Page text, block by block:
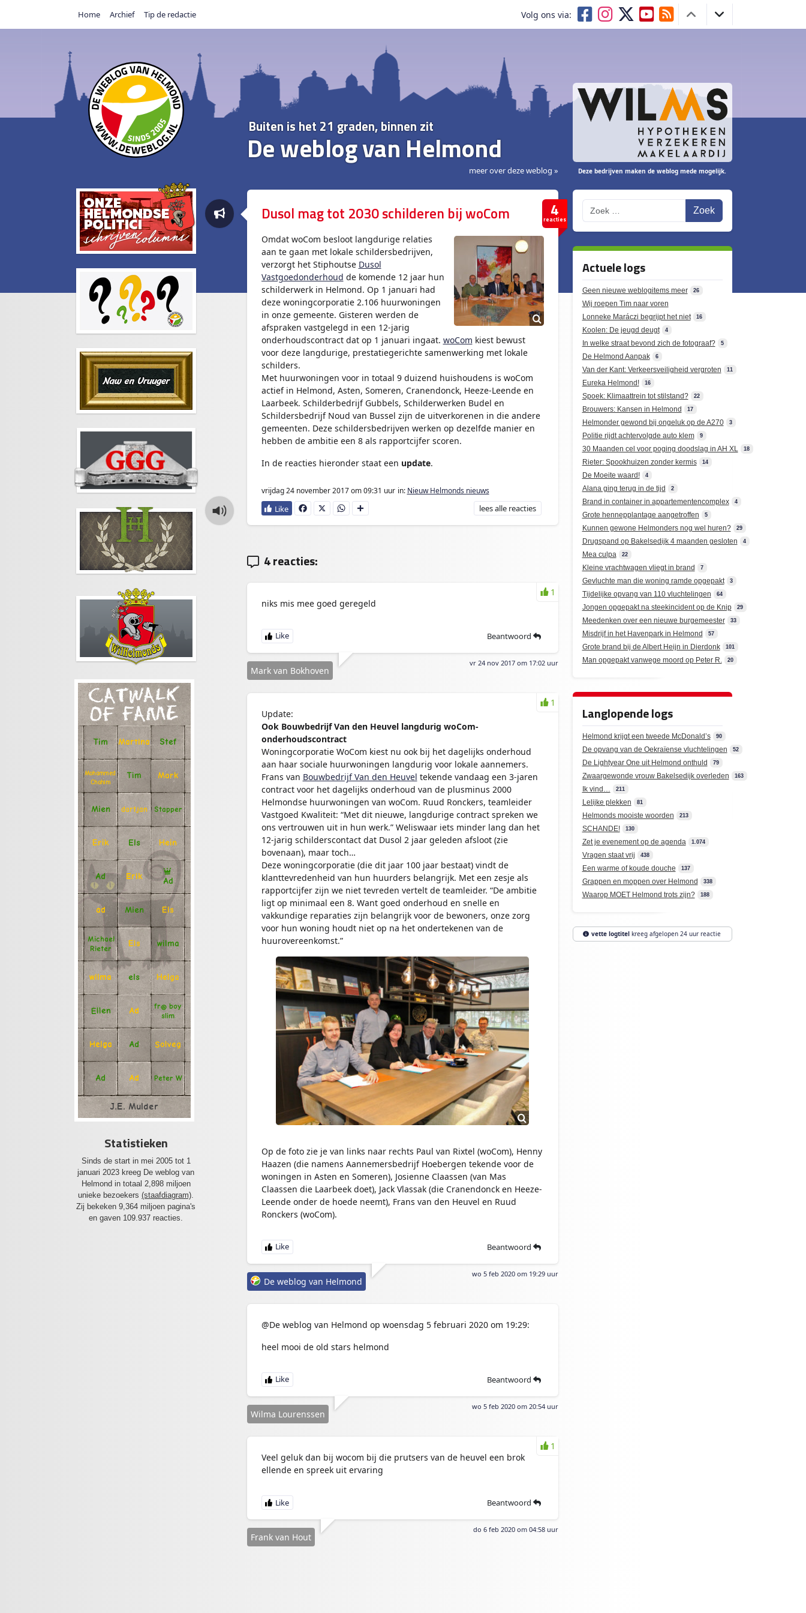
Home Archief Tip de redactie Volg ons via:
Buiten is het 21 graden, binnen zit
De weblog van Helmond
meer over deze weblog » Deze bedrijven maken de weblog mede mogelijk.
CATWALK
OF FAME
Tim Martina Stef
Mohammed
Chahim
Tim Mark
Mien dartjan Stapper
Erik Els Hein
Ad Erik
Ad
ad Mien Els
Michael
Rieter
Els wilma
wilma els Helga
Ellen Ad fr@ boy
slim
Helga Ad Solveg
Ad Ad Peter W
J.E. Mulder
Statistieken
Sinds de start in mei 2005 tot 1
januari 2023 kreeg De weblog van
Helmond in totaal 2,898 miljoen
unieke bezoekers (staafdiagram)
Zij bekeken 9,364 miljoen pagina's
en gaven 109.937 reacties.
4
reacties
Dusol mag tot 2030 schilderen bij woCom
Omdat woCom besloot langdurige relaties
aan te gaan met lokale schildersbedrijven,
verzorgt het Stiphoutse Dusol
Vastgoedonderhoud de komende 12 jaar hun
schilderwerk in Helmond. Op 1 januari had
deze woningcorporatie 2.106 huurwoningen
in onze gemeente. Gisteren werden de
afspraken vastgelegd in een 12-jarig
onderhoudscontract dat op 1 januari ingaat. woCom kiest bewust
voor deze langdurige, prestatiegerichte samenwerking met lokale
schilders.
Met huurwoningen voor in totaal 9 duizend huishoudens is woCom
actief in Helmond, Asten, Someren, Cranendonck, Heeze-Leende en
Laarbeek. Schilderbedrijf Gubbels, Schilderwerken Budel en
Schildersbedrijf Noud van Bussel zijn de uitverkorenen in die andere
gemeenten. Deze schildersbedrijven werken op dezelfde manier en
hebben de ambitie een 8 als rapportcijfer scoren.
In de reacties hieronder staat een update.
vrijdag 24 november 2017om 09:31 uur in: Nieuw Helmonds nieuws
Fa
ce
X
W
ha
D
e
leesalle reacties
4 reacties:
niks mis mee goed geregeld
Beantwoord
vr 24 nov 2017 om 17:02 uur
Mark van Bokhoven
1
Update:
Ook Bouwbedrijf Van den Heuvel langdurig woCom-
onderhoudscontract
Woningcorporatie WoCom kiest nu ook bij het dagelijks onderhoud
aan haar sociale huurwoningen langdurig voor lokale aannemers.
Frans van Bouwbedrijf Van den Heuvel tekende vandaag een 3-jaren
contract voor het dagelijks onderhoud van de plusminus 2000
Helmondse huurwoningen van woCom. Ruud Ronckers, teamleider
Vastgoed Kwaliteit: “Met dit nieuwe, langdurige contract spreken we
ons vertrouwen uit in hun werk.” Weliswaar iets minder lang dan het
12-jarig schilderscontact dat Dusol 2 jaar geleden afsloot (zie
bovenaan), maar toch…
Deze woningcorporatie (die dit jaar 100 jaar bestaat) vindt de
klanttevredenheid van hun huurders belangrijk. Met een zesje als
rapportcijfer zijn we niet tevreden vertelt de teamleider. “De ambitie
ligt op minimaal een 8. Want goed onderhoud en snelle en
vakkundige reparaties zijn belangrijk voor de bewoners, onze zorg
voor hun woning houdt niet op na het ondertekenen van de
huurovereenkomst.”
Op de foto zie je van links naar rechts Paul van Rixtel (woCom), Henny
Haazen (die namens Aannemersbedrijf Hoebergen tekende voor de
woningen in Asten en Someren), Josienne Claassen (van Mas
Claassen die Laarbeek doet), Jack Vlassak (die Cranendonck en Heeze-
Leende onder de hoede neemt), Frans van den Heuvel en Ruud
Ronckers (woCom).
Beantwoord
wo 5 feb 2020 om 19:29 uur
De weblog van Helmond
1
@De weblog van Helmond op woensdag 5 februari 2020 om 19:29:
heel mooi de old stars helmond
Beantwoord
wo 5 feb 2020 om 20:54 uur
Wilma Lourenssen
Veel geluk dan bij wocom bij die prutsers van de heuvel een brok
ellende en spreek uit ervaring
Beantwoord
do 6 feb 2020 om 04:58 uur
Frank van Hout
1
Actuele logs
Geen nieuwe weblogitems meer 26
Wij roepen Tim naar voren
Lonneke Maráczi begrijpt het niet
16
Koolen: De jeugd deugt 4
In welke straat bevond zich de fotograaf? 5
De Helmond Aanpak 6
Van der Kant: Verkeersveiligheid vergroten 11
Eureka Helmond! 16
Spoek: Klimaattrein tot stilstand? 22
Brouwers: Kansen in Helmond 17
Helmonder gewond bij ongeluk op de A270 3
Politie rijdt achtervolgde auto klem 9
30 Maanden cel voor poging doodslag in AH XL 18
Rieter: Spookhuizen zonder kermis 14
De Moeite waard! 4
Alana ging terug in de tijd 2
Brand in container in appartementencomplex 4
Grote hennepplantage aangetroffen 5
Kunnen gewone Helmonders nog wel huren? 29
Drugspand op Bakelsedijk 4 maanden gesloten 4
Mea culpa 22
Kleine vrachtwagen vliegt in brand 7
Gevluchte man die woning ramde opgepakt 3
Tijdelijke opvang van 110 vluchtelingen 64
Jongen opgepakt na steekincident op de Knip 29
Meedenken over een nieuwe burgemeester 33
Misdrijf in het Havenpark in Helmond 57
Grote brand bij de Albert Heijn in Dierdonk 101
Man opgepakt vanwege moord op Peter R. 20
Langlopende logs
Helmond krijgt een tweede McDonald’s 90
De opvang van de Oekraïense vluchtelingen 52
De Lightyear One uit Helmond onthuld 79
Zwaargewonde vrouw Bakelsedijk overleden 163
Ik vind… 211
Lelijke plekken 81
Helmonds mooiste woorden 213
SCHANDE! 130
Zet je evenement op de agenda 1.074
Vragen staat vrij 438
Een warme of koude douche 137
Grappen en moppen over Helmond 338
Waarop MOET Helmond trots zijn? 188
vette logtitelkreeg afgelopen 24 uur reactie